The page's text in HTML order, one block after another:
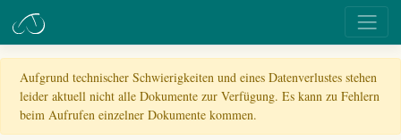
Aufgrund technischer Schwierigkeiten und eines Datenverlustes stehen
leider aktuell nicht alle Dokumente zur Verfügung. Es kann zu Fehlern
beim Aufrufen einzelner Dokumente kommen.